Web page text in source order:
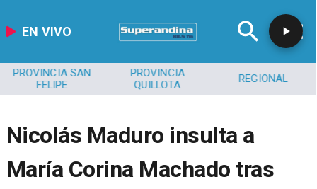
EN VIVO
PROVINCIA SAN
FELIPE
PROVINCIA
QUILLOTA
REGIONAL
Nicolás Maduro insulta a
María Corina Machado tras